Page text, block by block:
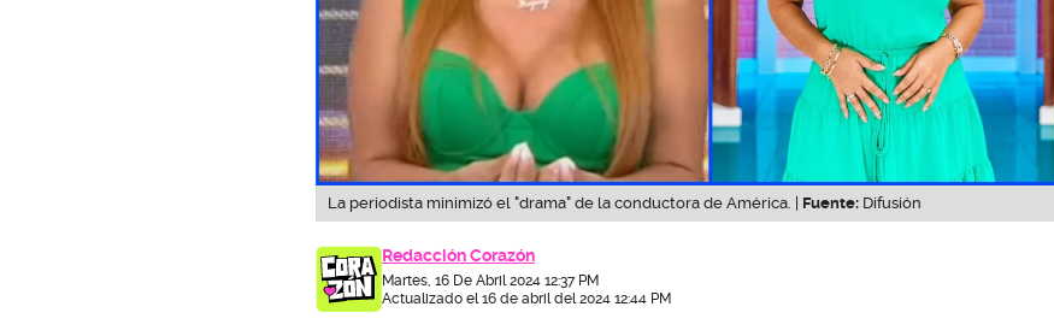
La periodista minimizó el "drama" de la conductora de América. | Fuente: Difusión
Redacción Corazón
Martes, 16 De Abril 2024 12:37 PM
Actualizado el 16 de abril del 2024 12:44 PM